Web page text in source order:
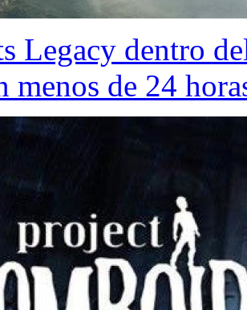
Legacy dentro
menos de 24